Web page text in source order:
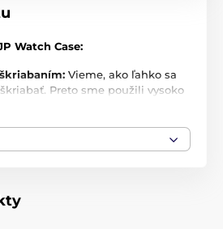
Watch Case:
Vieme, ako ľahko sa
Preto sme použili vysoko
len o ochranu – ide aj o štýl.
z tohto puzdra nielen
súčasť tvojho každodenného